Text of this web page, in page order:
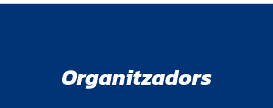
Organitzadors